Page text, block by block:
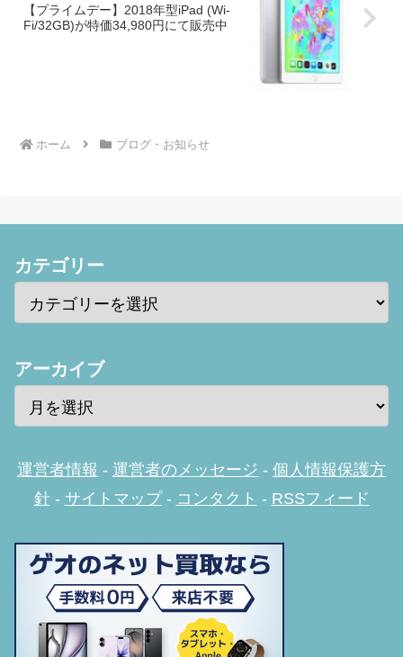
【プライムデー】2018年型iPad (Wi-
Fi/32GB)が特価34,980円にて販売中
ホーム ブログ・お知らせ
カテゴリー
アーカイブ
運営者情報 - 運営者のメッセージ - 個人情報保護方
針- サイトマップ- コンタクト - RSSフィード